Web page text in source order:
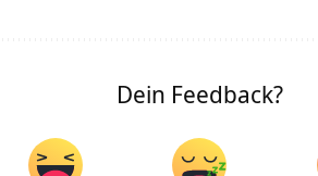
Dein Feedback?